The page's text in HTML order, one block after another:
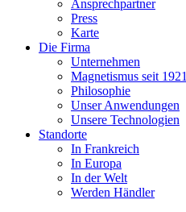
Ansprechpartner
Press
Karte
Die Firma
Unternehmen
Magnetismus seit 1921
Philosophie
Unser Anwendungen
Unsere Technologien
Standorte
In Frankreich
In Europa
In der Welt
Werden Händler